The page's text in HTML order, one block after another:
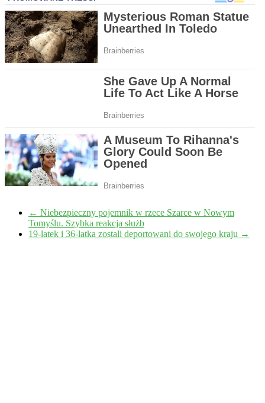
← Niebezpieczny pojemnik w rzece Szarce w Nowym
Tomyślu. Szybka reakcja służb
19-latek i 36-latka zostali deportowani do swojego kraju →